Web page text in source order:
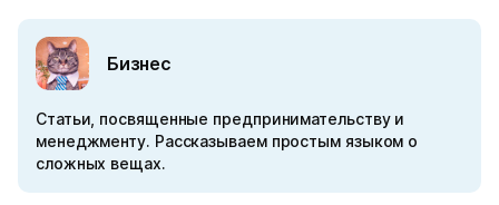
Бизнес
Статьи, посвященные предпринимательству и
менеджменту. Рассказываем простым языком о
сложных вещах.